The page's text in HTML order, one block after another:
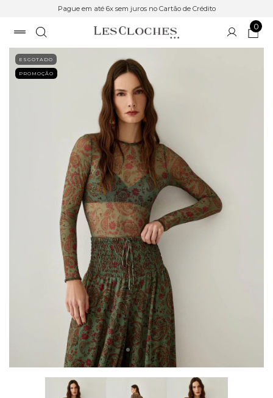
Pague em até 6x sem juros no Cartão de Crédito
0
ESGOTADO
PROMOÇÃO